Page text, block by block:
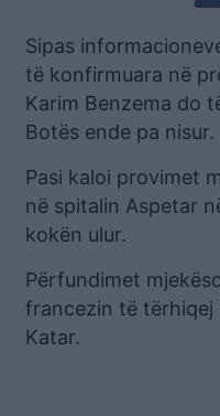
Sipas
të konfirmuara në
Karim Benzema do
Botës ende pa nisur.
Pasi kaloi provimet
në spitalin Aspetar
kokën ulur.
Përfundimet
francezin të tërhiqej
Katar.